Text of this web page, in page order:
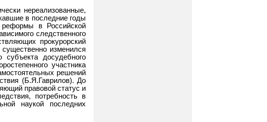
нереализованные,
в последние годы
в Российской
следственного
прокурорский
изменился
субъекта досудебного
участника
решений
(Б.Я.Гаврилов). До
правовой статус и
потребность в
наукой последних